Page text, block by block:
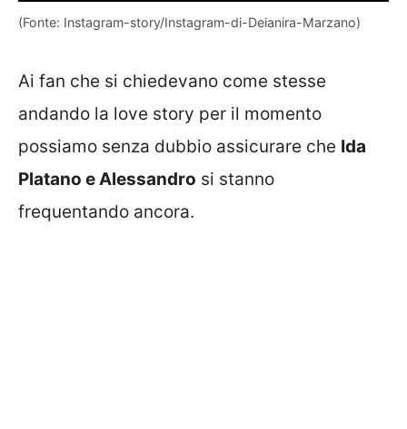
(Fonte: Instagram-story/Instagram-di-Deianira-Marzano)
Ai fan che si chiedevano come stesse
andando la love story per il momento
possiamo senza dubbio assicurare che Ida
Platano e Alessandro si stanno
frequentando ancora.